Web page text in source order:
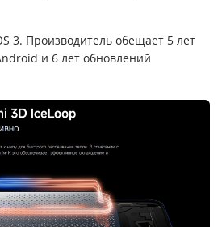
3. Производитель обещает 5 лет
и 6 лет обновлений